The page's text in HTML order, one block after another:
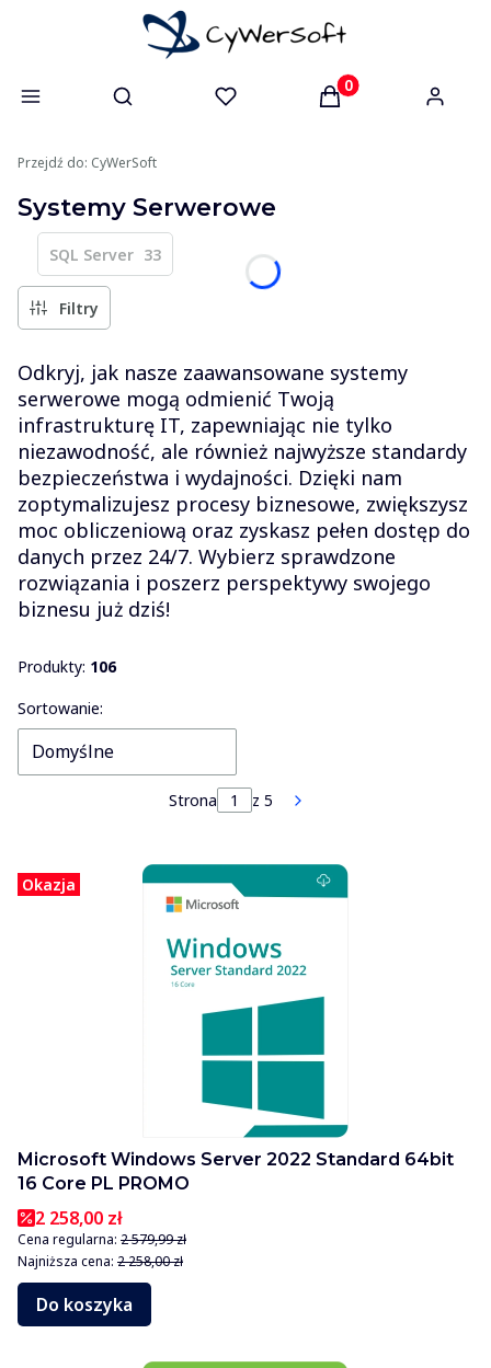
Otwórz wyszukiwarkę Produkty w
Przejdź do: CyWerSoft
Systemy Serwerowe
SQL Server 33
Filtry
Odkryj, jak nasze zaawansowane systemy
serwerowe mogą odmienić Twoją
infrastrukturę IT, zapewniając nie tylko
niezawodność, ale również najwyższe standardy
bezpieczeństwa i wydajności. Dzięki nam
zoptymalizujesz procesy biznesowe, zwiększysz
moc obliczeniową oraz zyskasz pełen dostęp do
danych przez 24/7. Wybierz sprawdzone
rozwiązania i poszerz perspektywy swojego
biznesu już dziś!
Produkty: 106
Lista produktów
Sortowanie:
Domyślne
Strona z 5 Następne produkty
Okazja
Microsoft Windows Server 2022 Standard 64bit
16 Core PL PROMO
2 258,00 zł
Cena regularna: 2 579,99 zł
Najniższa cena: 2 258,00 zł
Do koszyka